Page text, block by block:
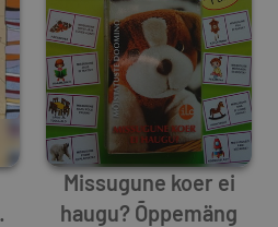
Missugune koer ei
haugu? Õppemäng